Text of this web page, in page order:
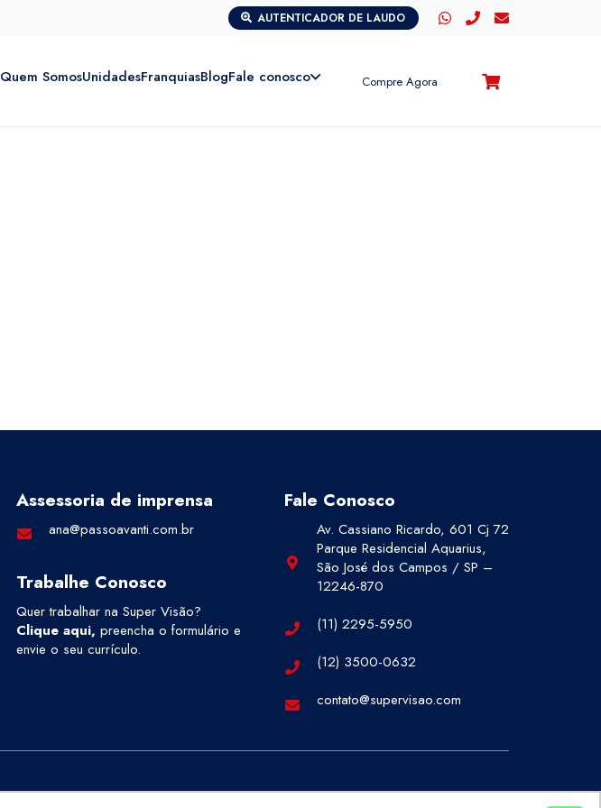
AUTENTICADOR DE LAUDO
Quem SomosUnidadesFranquiasBlogFale conosco Compre Agora
Assessoria de imprensa
ana@passoavanti.com.br
Trabalhe Conosco
Quer trabalhar na Super Visão?
Clique aqui, preencha o formulário e
envie o seu currículo.
Fale Conosco
Av. Cassiano Ricardo, 601 Cj 72
Parque Residencial Aquarius,
São José dos Campos / SP –
12246-870
(11) 2295-5950
(12) 3500-0632
contato@supervisao.com